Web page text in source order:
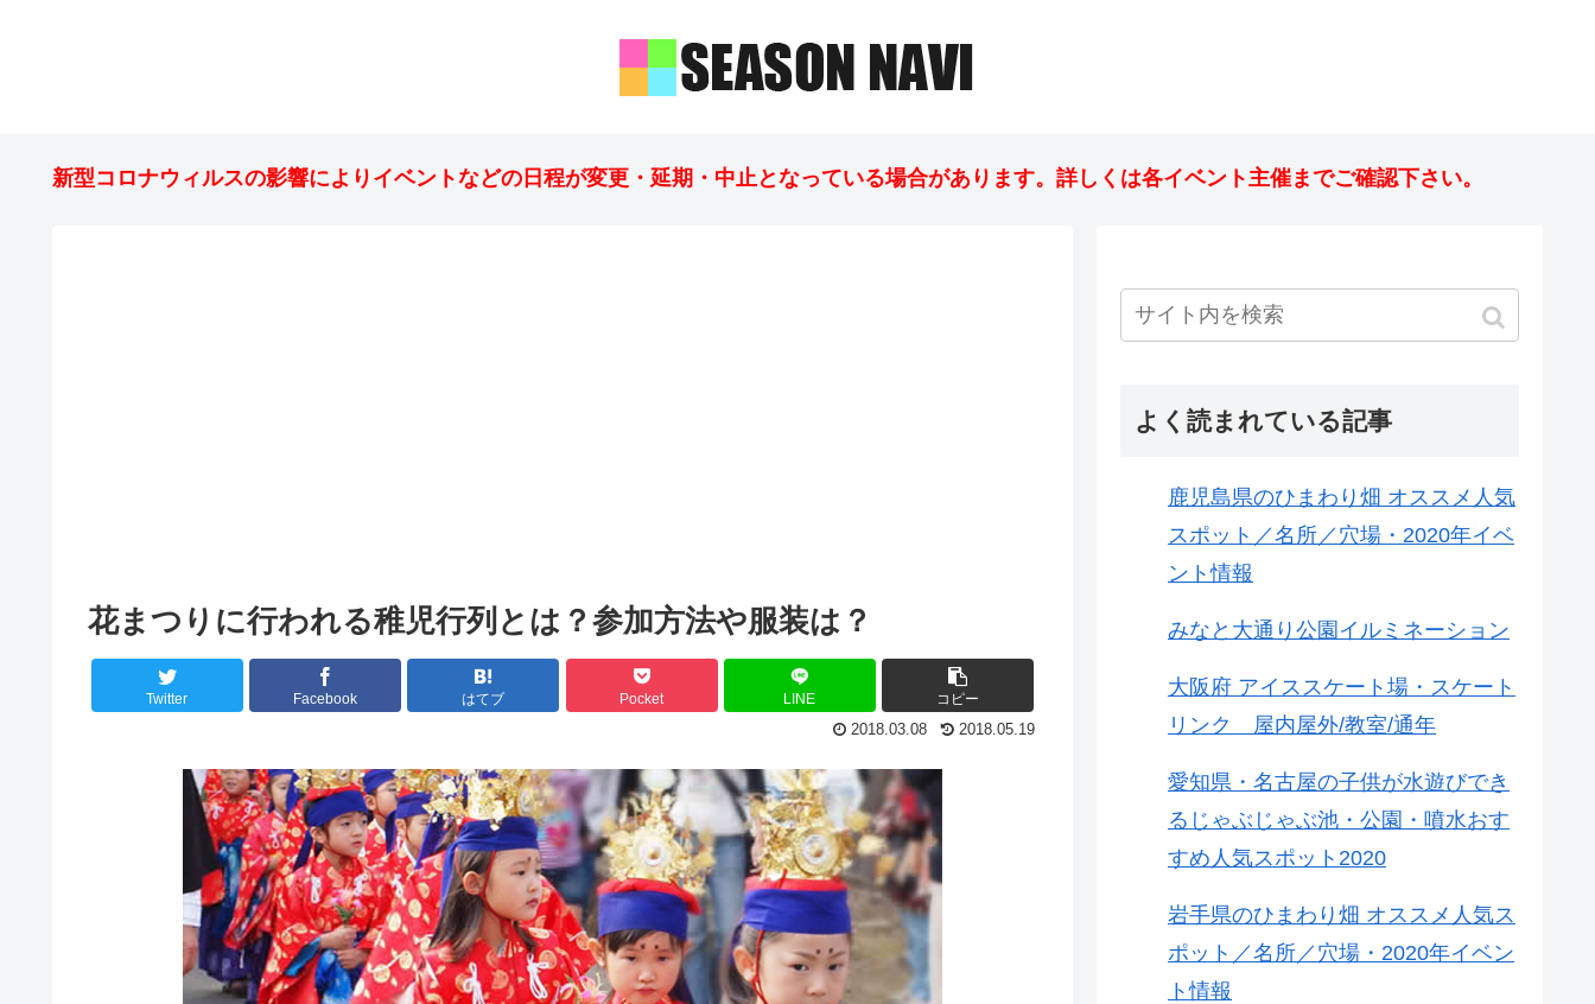
新型コロナウィルスの影響によりイベントなどの日程が変更・延期・中止となっている場合があります。詳しくは各イベント主催までご確認下さい。
花まつりに行われる稚児行列とは？参加方法や服装は？
Twitter Facebook はてブ Pocket LINE
コピー
2018.05.19
2018.03.08
よく読まれている記事
鹿児島県のひまわり畑 オススメ人気
スポット／名所／穴場・2020年イベ
ント情報
みなと大通り公園イルミネーション
大阪府 アイススケート場・スケート
リンク 屋内屋外/教室/通年
愛知県・名古屋の子供が水遊びでき
るじゃぶじゃぶ池・公園・噴水おす
すめ人気スポット2020
岩手県のひまわり畑 オススメ人気ス
ポット／名所／穴場・2020年イベン
ト情報